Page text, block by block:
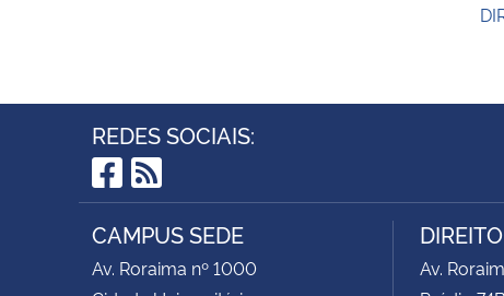
REDES SOCIAIS:
Facebook
RSS
CAMPUS SEDE
Av. Roraima nº 1000
DIREITO
Av.